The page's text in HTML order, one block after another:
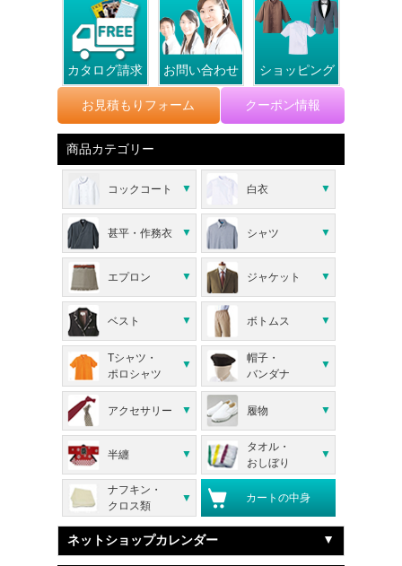
カタログ請求 お問い合わせ ショッピング
お見積もりフォーム クーポン情報
商品カテゴリー
コックコート 白衣
甚平・作務衣 シャツ
エプロン ジャケット
ベスト ボトムス
Tシャツ・
ポロシャツ
帽子・
バンダナ
アクセサリー 履物
半纏
タオル・
おしぼり
ナフキン・
クロス類
カートの中身
ネットショップカレンダー